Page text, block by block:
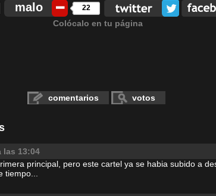
malo 22
Colócalo en tu página
comentarios votos
las 13:04
principal, pero este cartel ya se habia subido a
tiempo...